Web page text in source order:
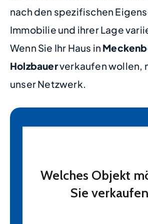
nach den spezifischen
Immobilie und ihrer Lage
Wenn Sie Ihr Haus in
Holzbauerverkaufen wollen,
unser Netzwerk.